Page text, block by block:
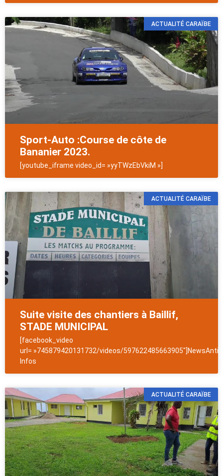
ACTUALITÉ CARAÏBE
Sport-Auto :Course de côte de
Bananier 2023.
[youtube_iframe video_id= »yyTWzEbVkiM »]
ACTUALITÉ CARAÏBE
Suite visite des chantiers à Baillif,
STADE MUNICIPAL
[facebook_video
url= »745879420131732/videos/
Infos
ACTUALITÉ CARAÏBE